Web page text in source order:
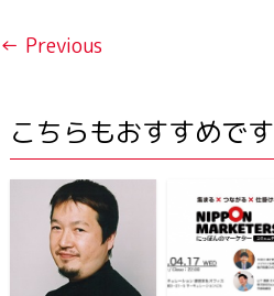
← Previous
こちらもおすすめです